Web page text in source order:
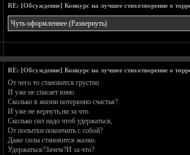
RE: [Обсуждение] Конкурс на лучшее стихотворение о
Чуть оформленнее (Развернуть)
RE: [Обсуждение] Конкурс на лучшее стихотворение о
От чего то становится грустно
И уже не спасает вино.
Сколько в жизни потерянно счастья?
И уже не вернуть,ни за что.
Сколько сил надо чтоб удержаться,
От попытки покончить с собой?
Даже силы становится жалко.
Удержаться?Зачем?И за что?